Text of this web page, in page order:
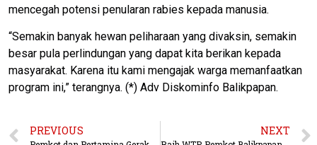
mencegah potensi penularan rabies kepada manusia.
“Semakin banyak hewan peliharaan yang divaksin, semakin
besar pula perlindungan yang dapat kita berikan kepada
masyarakat. Karena itu kami mengajak warga memanfaatkan
program ini,” terangnya. (*) Adv Diskominfo Balikpapan.
PREVIOUS NEXT